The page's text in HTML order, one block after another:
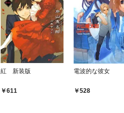
紅 新装版
611
電波的な彼女
528